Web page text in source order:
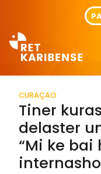
CURAÇAO
Tiner
delaster
“Mi ke bai